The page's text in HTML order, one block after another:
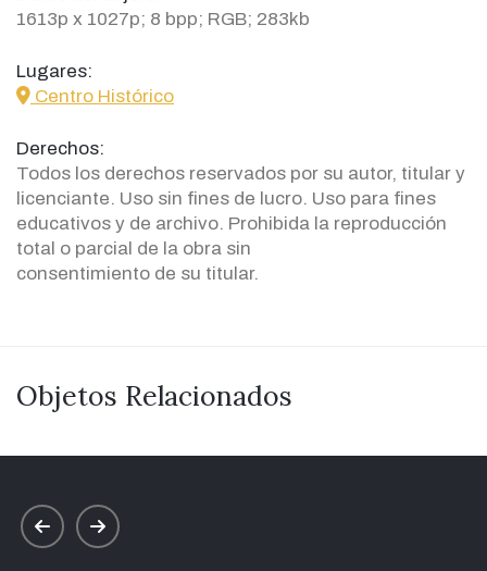
1613p x 1027p; 8 bpp; RGB; 283kb
Lugares:
icon
Centro Histórico
Derechos:
Todos los derechos reservados por su autor, titular y
licenciante. Uso sin fines de lucro. Uso para fines
educativos y de archivo. Prohibida la reproducción
total o parcial de la obra sin
consentimiento de su titular.
Objetos Relacionados
prev next